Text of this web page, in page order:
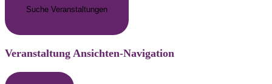
Suche Veranstaltungen
Veranstaltung Ansichten-Navigation